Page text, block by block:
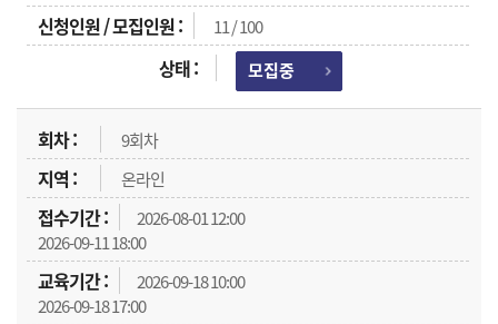
11 / 100
모집중
9회차
온라인
2026-08-01 12:00
2026-09-11 18:00
2026-09-18 10:00
2026-09-18 17:00